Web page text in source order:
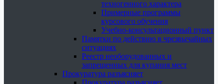
техногенного характера
Примерные программы
курсового обучения
Учебно-консультационный пункт
Памятки по действию в чрезвычайных
ситуациях
Реестр необорудованных и
запрещенных для купания мест
Прокуратура разъясняет
Прокуратура разъясняет